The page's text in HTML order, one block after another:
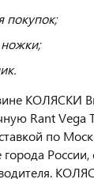
покупок;
КОЛЯСКИ
Rant Vega
по
города